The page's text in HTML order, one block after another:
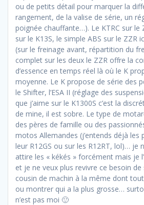
ou de petits détail pour marquer la
rangement, de la valise de série, un
poignée chauffante…). Le KTRC sur le
sur le K13S, le simple ABS sur le ZZR
(sur le freinage avant, répartition du
complet sur les deux le ZZR offre la
d’essence en temps réel là où le K
moyenne. Le K propose de série des
le Shifter, l’ESA II (réglage des
que j’aime sur le K1300S c’est la
de mine, il est sobre. Le type de
des pères de famille ou des
motos Allemandes (j’entends déjà les
leur R12GS ou sur les R12RT, lol)… je
attire les « kékés » forcément mais je
et je ne veux plus revivre ce besoin
cousin de machin à la même dont
ou montrer qui a la plus grosse…
n’est pas moi 🙂